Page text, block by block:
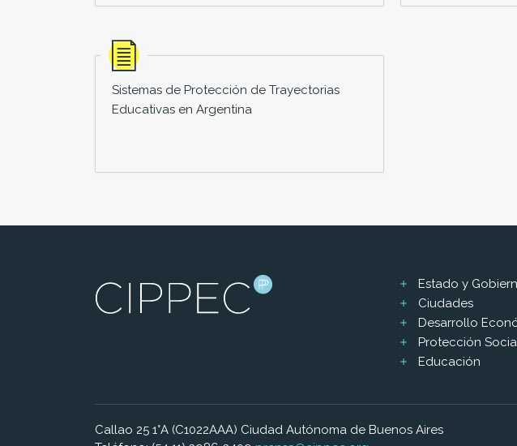
Sistemas de Protección de Trayectorias
Educativas en Argentina
Estado y
Ciudades
Desarrollo
Protección
Educación
Callao 25 1°A (C1022AAA) Ciudad Autónoma de Buenos Aires